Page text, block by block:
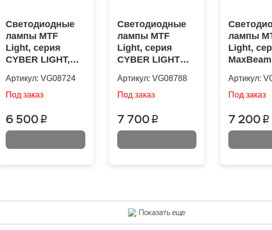
Светодиодные
лампы MTF
Light, серия
CYBER LIGHT,
3750lm, 6000K,
кулер, комплект
Артикул:VG08724
Под заказ
6 500 p
Светодиодные
лампы MTF
Light, серия
CYBER LIGHT
35W, 4250lm,
6000K, кулер,
Артикул: VG08788
Под заказ
7 700 p
лампы
Light,
6000K,
комплект.
Артикул:
Под заказ
7 200 p
Показать еще